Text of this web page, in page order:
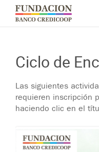
Pasar al contenido principal
Jump to main content
Ciclo de
Las siguientes
requieren inscripción
haciendo clic en el